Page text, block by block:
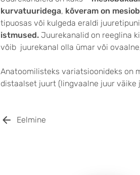
kurvatuuridega, kõveram on
tipuosas või kulgeda eraldi
istmused. Juurekanalid on reeglina
võib juurekanal olla ümar või
Anatoomilisteks variatsioonideks on
distaalset juurt (lingvaalne juur väike
Eelmine